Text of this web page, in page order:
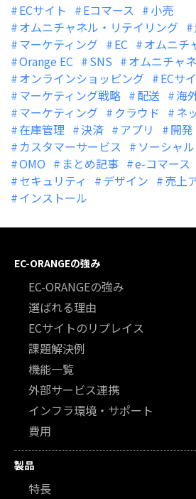
ECサイト Eコマース
小売
オムニチャネル・リテイリング
マーケティング
EC オムニチ
Orange EC
SNS オムニチャ
オンラインショッピング
ECサ
マーケティング戦略
配送
海
マーケティング
クラウド ネ
在庫管理
決済 アプリ
開発
カスタマーサービス
ソーシャ
OMO
まとめ記事 e-コマース
セキュリティ
デザイン 売上
インストール
EC-ORANGEの強み
EC-ORANGEの強み
選ばれる理由
ECサイトのリプレイス
課題解決例
機能一覧
外部サービス連携
インフラ環境・サポート
費用
製品
特長